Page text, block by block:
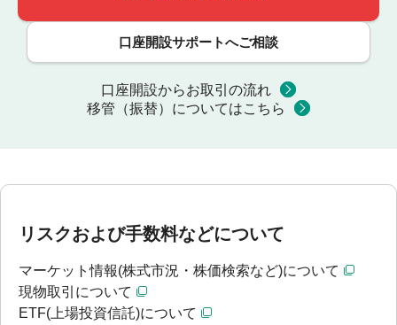
口座開設サポートへご相談
口座開設からお取引の流れ
移管（振替）についてはこちら
リスクおよび手数料などについて
マーケット情報(株式市況・株価検索など)について
現物取引について
ETF(上場投資信託)について